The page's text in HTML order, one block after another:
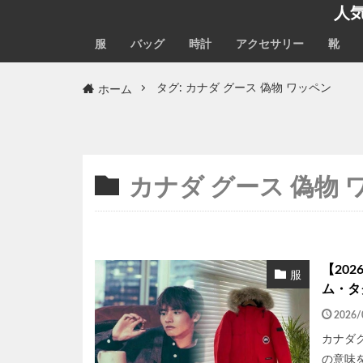
人
服 バッグ 時計 アクセサリー 靴
ホーム タグ: カナダ グース 偽物 ワッペン
カナダ グース 偽物
服
【
ム・
2026/
カナダ
の意味